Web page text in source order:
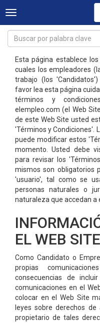
Toggle navigation
Esta página establece
cuales los empleadores
trabajo (los
favor lea esta página
términos y
elempleo.com (el Web
de este Web Site usted
'Términos y Condiciones'.
puede modificar estos
momento. Usted debe
para revisar los
mismos son obligatorios
'usuario', tal como se
personas naturales o
naturaleza que accedan a
EL WEB SITE
Como Candidato o
propias
consecuencias de
comunicaciones en el
colocar en el Web Site
leyes sobre derechos
propietario de tales